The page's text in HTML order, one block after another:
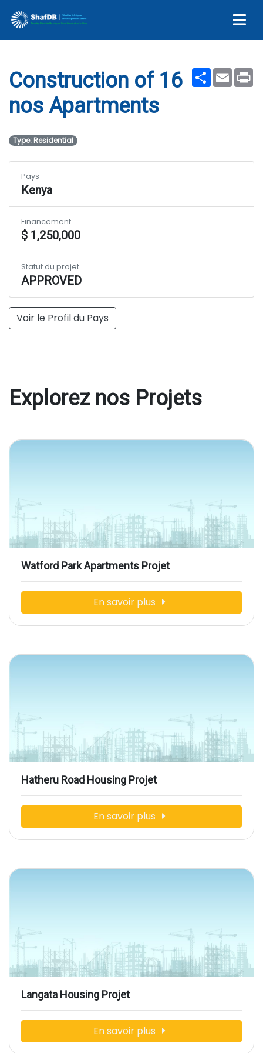
Apartments
ShareEmail
Construction of 16
nos Apartments
Type: Residential
Voir le Profil du Pays
Pays
Kenya
Financement
$ 1,250,000
Statut du projet
APPROVED
Explorez nos Projets
Watford Park Apartments Projet
En savoir plus
Hatheru Road Housing Projet
En savoir plus
Langata Housing Projet
En savoir plus